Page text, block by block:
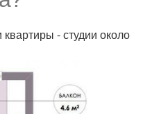
- студии около